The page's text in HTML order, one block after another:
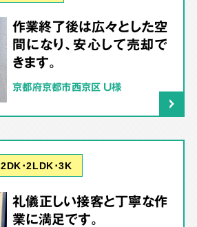
作業終了後は広々とした空
間になり、安心して売却で
きます。
京都府京都市西京区 U様
2DK･2LDK･3K
礼儀正しい接客と丁寧な作
業に満足です。